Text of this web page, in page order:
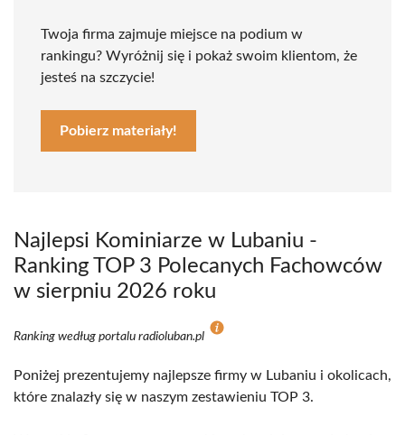
Twoja firma zajmuje miejsce na podium w
rankingu? Wyróżnij się i pokaż swoim klientom, że
jesteś na szczycie!
Pobierz materiały!
Najlepsi Kominiarze w Lubaniu -
Ranking TOP 3 Polecanych Fachowców
w sierpniu 2026 roku
Ranking według portalu radioluban.pl
Poniżej prezentujemy najlepsze firmy w Lubaniu i okolicach,
które znalazły się w naszym zestawieniu TOP 3.